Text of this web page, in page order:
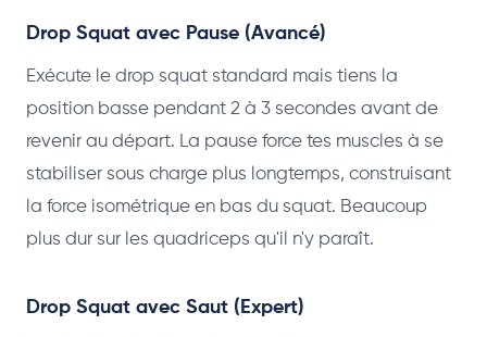
Drop Squat avec Pause (Avancé)
Exécute le drop squat standard mais tiens la
position basse pendant 2 à 3 secondes avant de
revenir au départ. La pause force tes muscles à se
stabiliser sous charge plus longtemps, construisant
la force isométrique en bas du squat. Beaucoup
plus dur sur les quadriceps qu'il n'y paraît.
Drop Squat avec Saut (Expert)